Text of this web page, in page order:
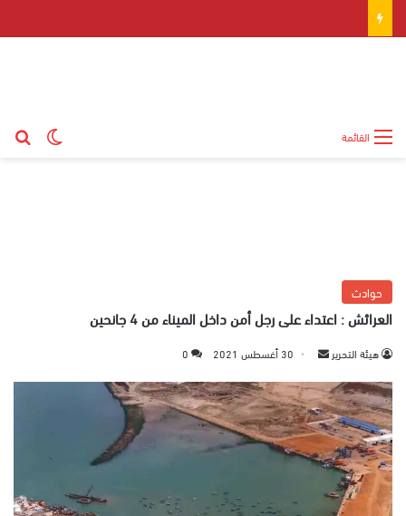
القائمة
حوادث
العرائش : اعتداء على رجل أمن داخل الميناء من 4 جانحين
هيئة التحرير
س
ل
ب
ر
30 أغسطس 2021 0